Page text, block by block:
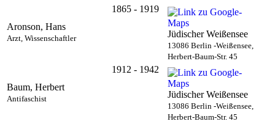
Aronson, Hans
Arzt, Wissenschaftler
1865 - 1919
Jüdischer Weißensee
13086 Berlin -Weißensee,
Herbert-Baum-Str. 45
Baum, Herbert
Antifaschist
1912 - 1942
Jüdischer Weißensee
13086 Berlin -Weißensee,
Herbert-Baum-Str. 45